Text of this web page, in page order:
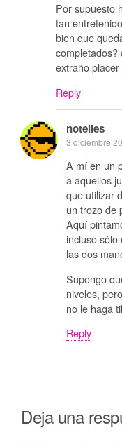
Por supuesto
tan
bien que
completados?
extraño placer
Reply
notelies
3 diciembre
A mí en un
a aquellos
que utilizar
un trozo de
Aquí
incluso sólo
las dos
Supongo
niveles,
no le haga
Reply
Deja una